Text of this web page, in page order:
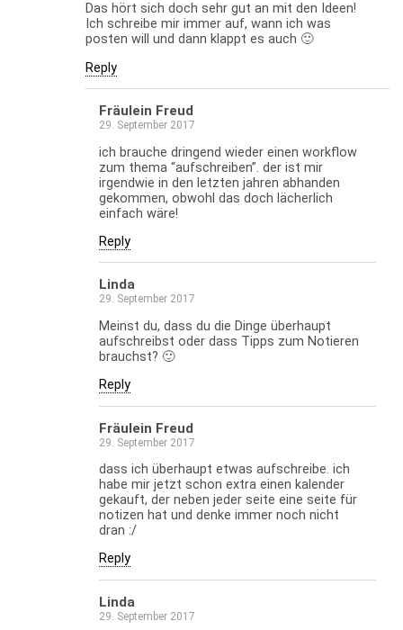
Das hört sich doch sehr gut an mit den Ideen!
Ich schreibe mir immer auf, wann ich was
posten will und dann klappt es auch 🙂
Reply
Fräulein Freud
29. September 2017
ich brauche dringend wieder einen workflow
zum thema “aufschreiben”. der ist mir
irgendwie in den letzten jahren abhanden
gekommen, obwohl das doch lächerlich
einfach wäre!
Reply
Linda
29. September 2017
Meinst du, dass du die Dinge überhaupt
aufschreibst oder dass Tipps zum Notieren
brauchst? 🙂
Reply
Fräulein Freud
29. September 2017
dass ich überhaupt etwas aufschreibe. ich
habe mir jetzt schon extra einen kalender
gekauft, der neben jeder seite eine seite für
notizen hat und denke immer noch nicht
dran :/
Reply
Linda
29. September 2017